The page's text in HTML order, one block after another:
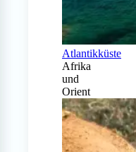
Atlantikküste
Afrika
und
Orient